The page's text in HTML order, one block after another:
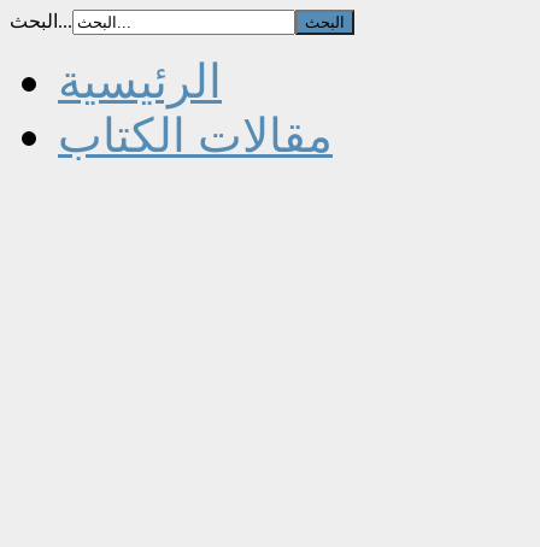
البحث...
الرئيسية
مقالات الكتاب